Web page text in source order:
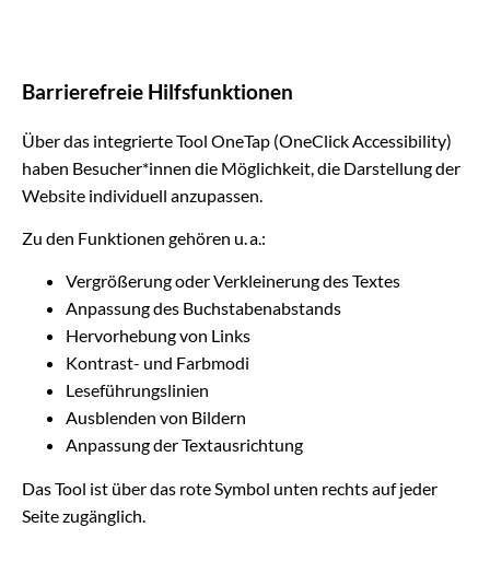
Barrierefreie Hilfsfunktionen
Über das integrierte Tool OneTap (OneClick Accessibility)
haben Besucher*innen die Möglichkeit, die Darstellung der
Website individuell anzupassen.
Zu den Funktionen gehören u. a.:
Vergrößerung oder Verkleinerung des Textes
Anpassung des Buchstabenabstands
Hervorhebung von Links
Kontrast- und Farbmodi
Leseführungslinien
Ausblenden von Bildern
Anpassung der Textausrichtung
Das Tool ist über das rote Symbol unten rechts auf jeder
Seite zugänglich.